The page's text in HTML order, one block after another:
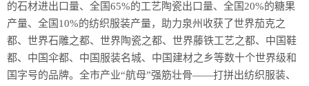
的石材进出口量、全国65%的工艺陶瓷出口量、全国20%的糖果
产量、全国10%的纺织服装产量，助力泉州收获了世界茄克之
都、世界石雕之都、世界陶瓷之都、世界藤铁工艺之都、中国鞋
都、中国伞都、中国服装名城、中国建材之乡等数十个世界级和
国字号的品牌。全市产业“航母”强筋壮骨——打拼出纺织服装、